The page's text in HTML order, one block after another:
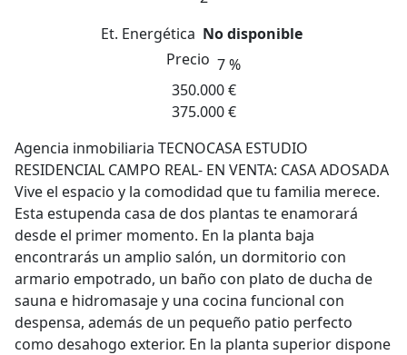
Et. Energética No disponible
Precio 7 %
350.000 €
375.000 €
Agencia inmobiliaria TECNOCASA ESTUDIO
RESIDENCIAL CAMPO REAL- EN VENTA: CASA ADOSADA
Vive el espacio y la comodidad que tu familia merece.
Esta estupenda casa de dos plantas te enamorará
desde el primer momento. En la planta baja
encontrarás un amplio salón, un dormitorio con
armario empotrado, un baño con plato de ducha de
sauna e hidromasaje y una cocina funcional con
despensa, además de un pequeño patio perfecto
como desahogo exterior. En la planta superior dispone